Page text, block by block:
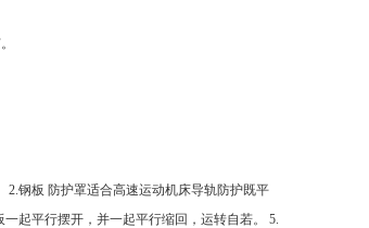
钢板 防护罩适合高速运动机床导轨防护既平
起平行摆开，并一起平行缩回，运转自若。 5.